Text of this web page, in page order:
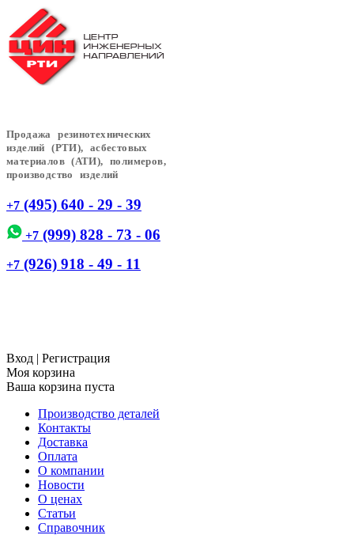
Продажа резинотехнических
изделий (РТИ), асбестовых
материалов (АТИ), полимеров,
производство изделий
+7 (495) 640 - 29 - 39
+7 (999) 828 - 73 - 06
+7 (926) 918 - 49 - 11
Вход | Регистрация
Моя корзина
Ваша корзина пуста
Производство деталей
Контакты
Доставка
Оплата
О компании
Новости
О ценах
Статьи
Справочник